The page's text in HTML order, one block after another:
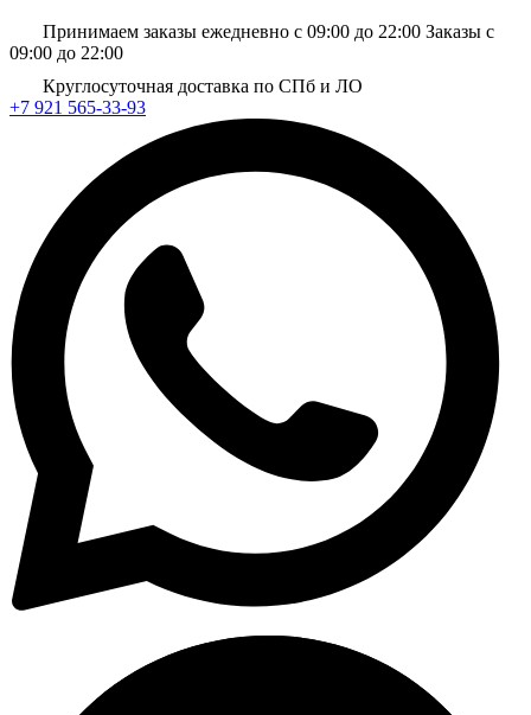
Принимаем заказы ежедневно с 09:00 до 22:00 Заказы с
09:00 до 22:00
Круглосуточная доставка по СПб и ЛО
+7 921 565-33-93